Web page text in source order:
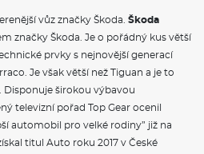
pruhu (Lane Assist+), asistent pro
zařízení
odjistitelné s asistentem pro
vůz značky Škoda. Škoda
značky Škoda. Je o pořádný kus větší
prvky s nejnovější generací
Je však větší než Tiguan a je to
Disponuje širokou výbavou
televizní pořad Top Gear ocenil
automobil pro velké rodiny” již na
titul Auto roku 2017 v České